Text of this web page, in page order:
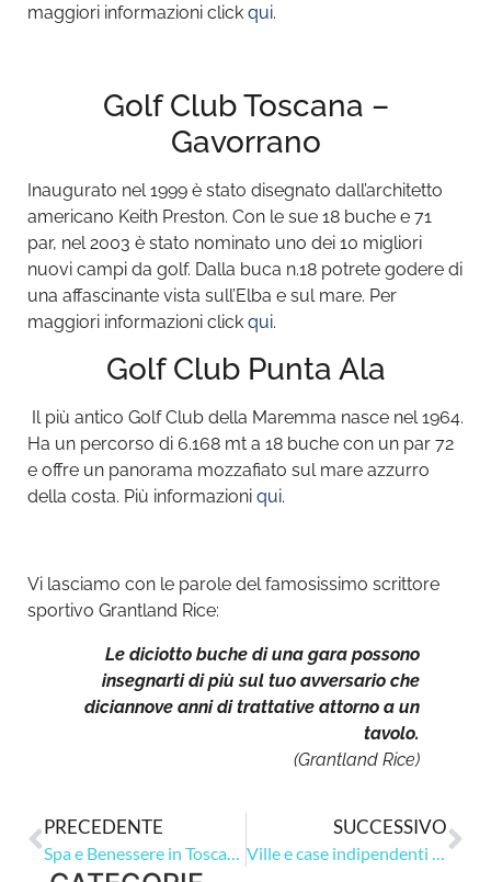
maggiori informazioni click qui.
Golf Club Toscana –
Gavorrano
Inaugurato nel 1999 è stato disegnato dall’architetto
americano Keith Preston. Con le sue 18 buche e 71
par, nel 2003 è stato nominato uno dei 10 migliori
nuovi campi da golf. Dalla buca n.18 potrete godere di
una affascinante vista sull’Elba e sul mare. Per
maggiori informazioni click qui.
Golf Club Punta Ala
Il più antico Golf Club della Maremma nasce nel 1964.
Ha un percorso di 6.168 mt a 18 buche con un par 72
e offre un panorama mozzafiato sul mare azzurro
della costa. Più informazioni qui.
Vi lasciamo con le parole del famosissimo scrittore
sportivo Grantland Rice:
Le diciotto buche di una gara possono
insegnarti di più sul tuo avversario che
diciannove anni di trattative attorno a un
tavolo.
(Grantland Rice)
PRECEDENTE
Spa e Benessere in Toscana
SUCCESSIVO
Ville e case indipendenti a Monte Argentario!